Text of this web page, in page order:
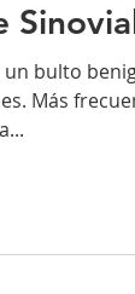
un bulto
Más